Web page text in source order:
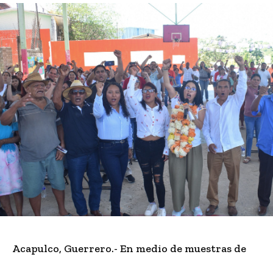
Acapulco, Guerrero.- En medio de muestras de